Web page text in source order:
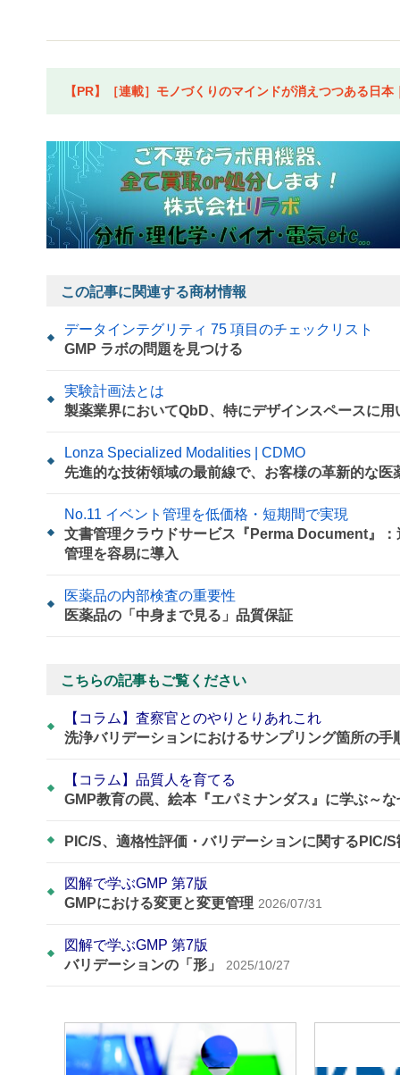
【PR】［連載］モノづくりのマインドが消えつつある日
この記事に関連する商材情報
データインテグリティ 75 項目のチェックリスト
GMP ラボの問題を見つける
実験計画法とは
製薬業界においてQbD、特にデザインスペースに
Lonza Specialized Modalities | CDMO
先進的な技術領域の最前線で、お客様の革新的な医
No.11 イベント管理を低価格・短期間で実現
文書管理クラウドサービス『Perma Document』
管理を容易に導入
医薬品の内部検査の重要性
医薬品の「中身まで見る」品質保証
こちらの記事もご覧ください
【コラム】査察官とのやりとりあれこれ
洗浄バリデーションにおけるサンプリング箇所の手
【コラム】品質人を育てる
GMP教育の罠、絵本『エパミナンダス』に学ぶ～
PIC/S、適格性評価・バリデーションに関するPIC/
図解で学ぶGMP 第7版
GMPにおける変更と変更管理 2026/07/31
図解で学ぶGMP 第7版
バリデーションの「形」
2025/10/27